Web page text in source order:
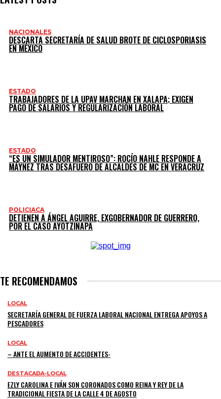
NACIONALES
DESCARTA SECRETARÍA DE SALUD BROTE DE CICLOSPORIASIS
EN MÉXICO
ESTADO
TRABAJADORES DE LA UPAV MARCHAN EN XALAPA; EXIGEN
PAGO DE SALARIOS Y REGULARIZACIÓN LABORAL
ESTADO
“ES UN SIMULADOR MENTIROSO”: ROCÍO NAHLE RESPONDE A
MÁYNEZ TRAS DESAFUERO DE ALCALDES DE MC EN VERACRUZ
POLICIACA
DETIENEN A ÁNGEL AGUIRRE, EXGOBERNADOR DE GUERRERO,
POR EL CASO AYOTZINAPA
TE RECOMENDAMOS
LOCAL
SECRETARÍA GENERAL DE FUERZA LABORAL NACIONAL ENTREGA APOYOS A
PESCADORES
LOCAL
– ANTE EL AUMENTO DE ACCIDENTES-
DESTACADA-LOCAL
EZLY CAROLINA E IVÁN SON CORONADOS COMO REINA Y REY DE LA
TRADICIONAL FIESTA DE LA CALLE 4 DE AGOSTO